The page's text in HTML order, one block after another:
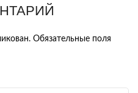
Обязательные поля